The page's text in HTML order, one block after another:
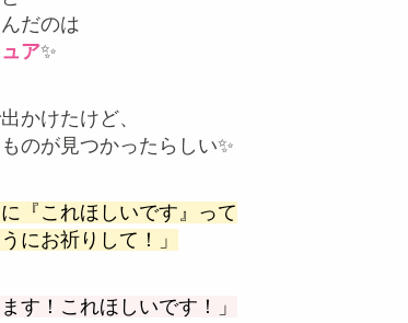
だのは
ア✨
かけたけど、
のが見つかったらしい✨
に『これほしいです』って
にお祈りして！」
す！これほしいです！」